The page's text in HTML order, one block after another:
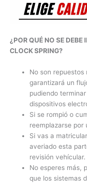
¿POR QUÉ NO SE DEBE
CLOCK SPRING?
No son
garantizará un
pudiendo
dispositivos
Si se rompió o
reemplazarse por
Si vas a
averiado esta
revisión vehícular.
No esperes más,
que los sistemas